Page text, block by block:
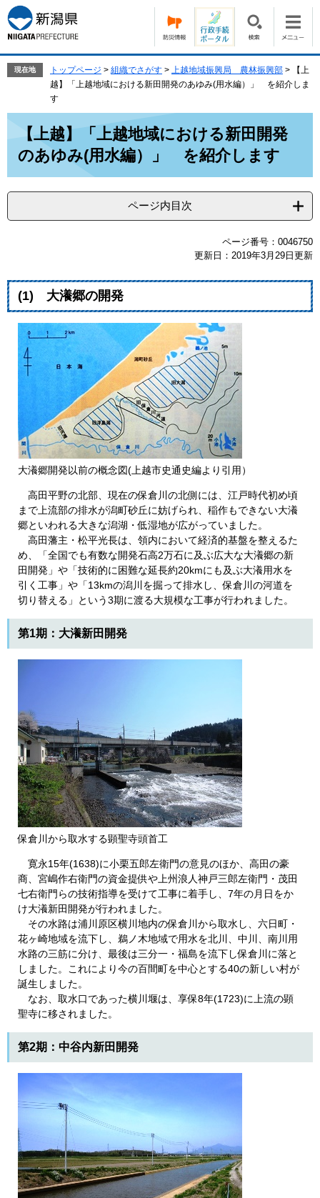
ー
ジ
の
す。
ニ
ュ
ー
し
現在地 トップページ > 組織でさがす > 上越地域振興局 農林振興部 >
【上
越】「上越地域における新田開発のあゆみ(用水編）」 を紹介しま
す
【上越】「上越地域における新田開発
のあゆみ(用水編）」 を紹介します
ページ内目次
ページ番号：0046750
更新日：2019年3月29日更新
(1) 大瀁郷の開発
大瀁郷開発以前の概念図(上越市史通史編より引用）
高田平野の北部、現在の保倉川の北側には、江戸時代初め頃
まで上流部の排水が潟町砂丘に妨げられ、稲作もできない大瀁
郷といわれる大きな潟湖・低湿地が広がっていました。
高田藩主・松平光長は、領内において経済的基盤を整えるた
め、「全国でも有数な開発石高2万石に及ぶ広大な大瀁郷の新
田開発」や「技術的に困難な延長約20kmにも及ぶ大瀁用水を
引く工事」や「13kmの潟川を掘って排水し、保倉川の河道を
切り替える」という3期に渡る大規模な工事が行われました。
第1期：大瀁新田開発
保倉川から取水する顕聖寺頭首工
寛永15年(1638)に小栗五郎左衛門の意見のほか、高田の豪
商、宮嶋作右衛門の資金提供や上州浪人神戸三郎左衛門・茂田
七右衛門らの技術指導を受けて工事に着手し、7年の月日をか
け大瀁新田開発が行われました。
その水路は浦川原区横川地内の保倉川から取水し、六日町・
花ヶ崎地域を流下し、鵜ノ木地域で用水を北川、中川、南川用
水路の三筋に分け、最後は三分一・福島を流下し保倉川に落と
しました。これにより今の百間町を中心とする40の新しい村が
誕生しました。
なお、取水口であった横川堰は、享保8年(1723)に上流の顕
聖寺に移されました。
第2期：中谷内新田開発